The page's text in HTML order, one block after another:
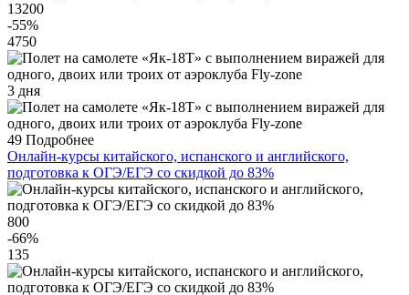
13200
-55%
4750
3 дня
49 Подробнее
Онлайн-курсы китайского, испанского и английского,
подготовка к ОГЭ/ЕГЭ со скидкой до 83%
800
-66%
135